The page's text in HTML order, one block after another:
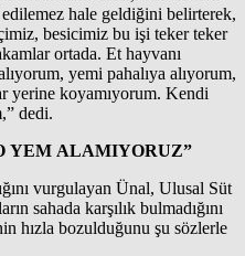
hale geldiğini belirterek,
besicimiz bu işi teker teker
ortada. Et hayvanı
yemi pahalıya alıyorum,
yerine koyamıyorum. Kendi
dedi.
YEM ALAMIYORUZ”
vurgulayan Ünal, Ulusal Süt
sahada karşılık bulmadığını
hızla bozulduğunu şu sözlerle